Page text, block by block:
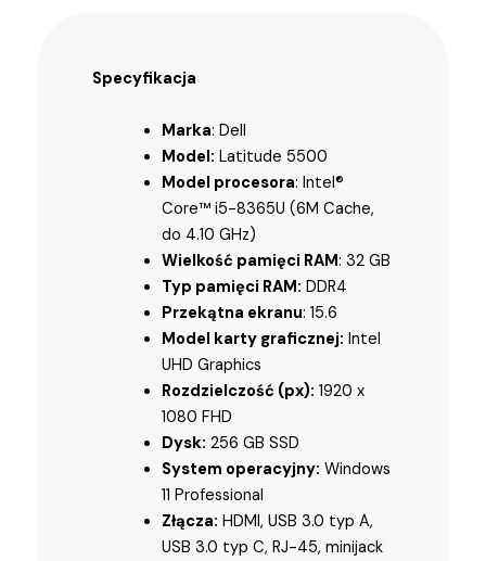
Specyfikacja
Marka: Dell
Model: Latitude 5500
Model procesora: Intel®
Core™ i5-8365U (6M Cache,
do 4.10 GHz)
Wielkość pamięci RAM: 32 GB
Typ pamięci RAM: DDR4
Przekątna ekranu: 15.6
Model karty graficznej: Intel
UHD Graphics
Rozdzielczość (px): 1920 x
1080 FHD
Dysk: 256 GB SSD
System operacyjny: Windows
11 Professional
Złącza: HDMI, USB 3.0 typ A,
USB 3.0 typ C, RJ-45, minijack